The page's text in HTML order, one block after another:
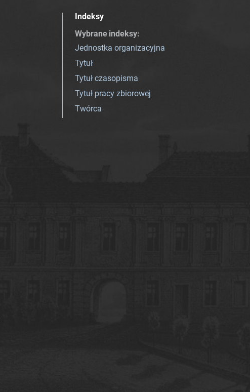
Indeksy
Wybrane indeksy:
Jednostka organizacyjna
Tytuł
Tytuł czasopisma
Tytuł pracy zbiorowej
Twórca